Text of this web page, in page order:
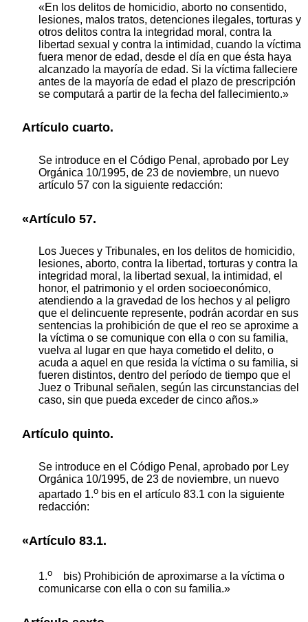
«En los delitos de homicidio, aborto no consentido,
lesiones, malos tratos, detenciones ilegales, torturas y
otros delitos contra la integridad moral, contra la
libertad sexual y contra la intimidad, cuando la víctima
fuera menor de edad, desde el día en que ésta haya
alcanzado la mayoría de edad. Si la víctima falleciere
antes de la mayoría de edad el plazo de prescripción
se computará a partir de la fecha del fallecimiento.»
Artículo cuarto.
Se introduce en el Código Penal, aprobado por Ley
Orgánica 10/1995, de 23 de noviembre, un nuevo
artículo 57 con la siguiente redacción:
«Artículo 57.
Los Jueces y Tribunales, en los delitos de homicidio,
lesiones, aborto, contra la libertad, torturas y contra la
integridad moral, la libertad sexual, la intimidad, el
honor, el patrimonio y el orden socioeconómico,
atendiendo a la gravedad de los hechos y al peligro
que el delincuente represente, podrán acordar en sus
sentencias la prohibición de que el reo se aproxime a
la víctima o se comunique con ella o con su familia,
vuelva al lugar en que haya cometido el delito, o
acuda a aquel en que resida la víctima o su familia, si
fueren distintos, dentro del período de tiempo que el
Juez o Tribunal señalen, según las circunstancias del
caso, sin que pueda exceder de cinco años.»
Artículo quinto.
Se introduce en el Código Penal, aprobado por Ley
Orgánica 10/1995, de 23 de noviembre, un nuevo
apartado 1.o bis en el artículo 83.1 con la siguiente
redacción:
«Artículo 83.1.
1.o bis) Prohibición de aproximarse a la víctima o
comunicarse con ella o con su familia.»